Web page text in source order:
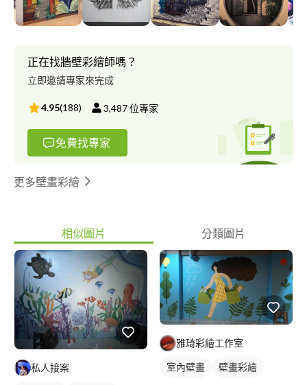
正在找牆壁彩繪師嗎？
立即邀請專家來完成
4.95(188) 3,487位專家
免費找專家
更多壁畫彩繪
相似圖片 分類圖片
私人接案
雅琦彩繪工作室
室內壁畫
壁畫彩繪